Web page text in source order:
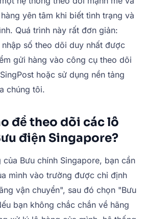
yên tâm khi biết tình trạng và
Quá trình này rất đơn giản:
số theo dõi duy nhất được
gửi hàng vào công cụ theo dõi
hoặc sử dụng nền tảng
chúng tôi.
để theo dõi các lô
điện Singapore?
Bưu chính Singapore, bạn cần
mình vào trường được chỉ định
vận chuyển", sau đó chọn "Bưu
bạn không chắc chắn về hãng